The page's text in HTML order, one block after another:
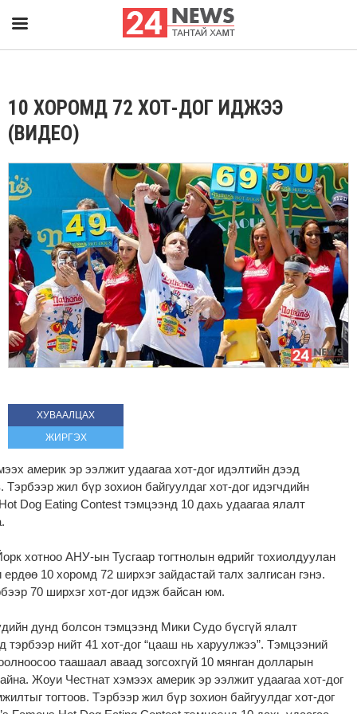
10 ХОРОМД 72 ХОТ-ДОГ ИДЖЭЭ
(ВИДЕО)
ХУВААЛЦАХ
ЖИРГЭХ
америк эр ээлжит удаагаа хот-дог идэлтийн дээд
Тэрбээр жил бүр зохион байгуулдаг хот-дог идэгчдийн
Dog Eating Contest тэмцээнд 10 дахь удаагаа ялалт
хотноо АНУ-ын Тусгаар тогтнолын өдрийг тохиолдуулан
10 хоромд 72 ширхэг зайдастай талх залгисан гэнэ.
70 ширхэг хот-дог идэж байсан юм.
дунд болсон тэмцээнд Мики Судо бүсгүй ялалт
тэрбээр нийт 41 хот-дог “цааш нь харуулжээ”. Тэмцээний
таашаал аваад зогсохгүй 10 мянган долларын
Жоуи Честнат хэмээх америк эр ээлжит удаагаа хот-дог
тогтоов. Тэрбээр жил бүр зохион байгуулдаг хот-дог